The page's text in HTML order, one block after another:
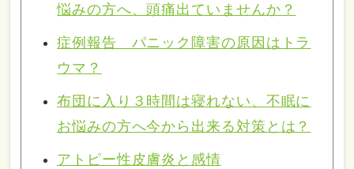
悩みの方へ、頭痛出ていませんか？
症例報告 パニック障害の原因はトラ
ウマ？
布団に入り３時間は寝れない、不眠に
お悩みの方へ今から出来る対策とは？
アトピー性皮膚炎と感情